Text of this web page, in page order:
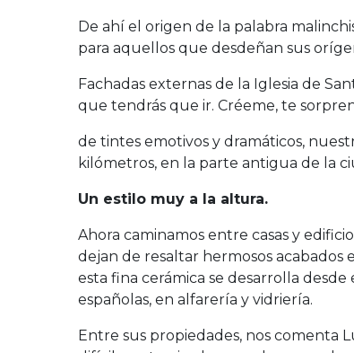
De ahí el origen de la palabra
para aquellos que desdeñan sus
Fachadas externas de la Iglesia de
que tendrás que ir. Créeme, te
de tintes emotivos y dramáticos,
kilómetros, en la parte antigua de la
Un estilo muy a la altura.
Ahora caminamos entre casas y
dejan de resaltar hermosos acabados
esta fina cerámica se desarrolla
españolas, en alfarería y vidriería.
Entre sus propiedades, nos comenta